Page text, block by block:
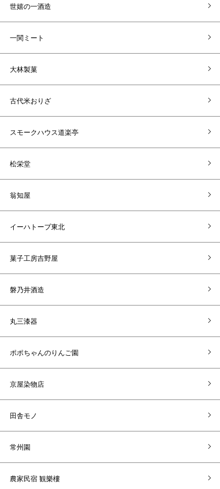
世嬉の一酒造
一関ミート
大林製菓
古代米おりざ
スモークハウス道楽亭
松栄堂
翁知屋
イーハトーブ東北
菓子工房吉野屋
磐乃井酒造
丸三漆器
ポポちゃんのりんご園
京屋染物店
田舎モノ
常州園
農家民宿 観樂樓